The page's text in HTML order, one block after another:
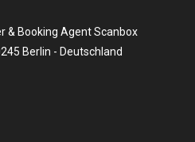
& Booking Agent Scanbox
Berlin - Deutschland